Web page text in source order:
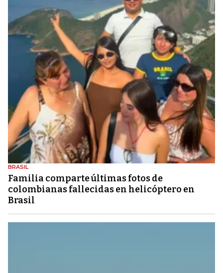
BRASIL
Familia comparte últimas fotos de
colombianas fallecidas en helicóptero en
Brasil